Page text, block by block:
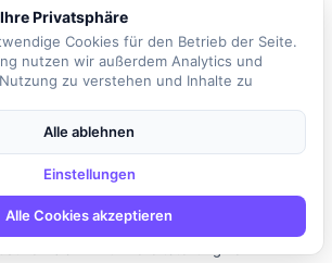
In dieser Schlüsselposition als Director SAP
sind Sie verantwortlich für die Leitung und
global verteilten SAP-Organisation. Sie
Team von Experten in den USA,
führen und dabei den Fokus auf Business
Sicherheit und AMS legen. Ihre
darin, die SAP-Landschaft zu gestalten
dass betriebliche Exzellenz erreicht wird. Sie
Verantwortung für das SAP-
von der Bedarfserfassung über die
Privatsphäre
Cookies für den Betrieb der Seite.
nutzen wir außerdem Analytics und
zu verstehen und Inhalte zu
Alle ablehnen
Einstellungen
Alle Cookies akzeptieren